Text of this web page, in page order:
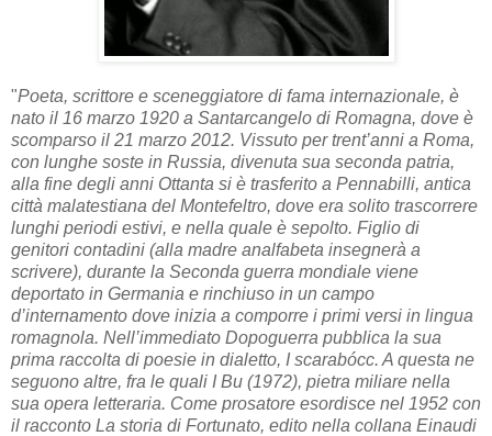
"Poeta, scrittore e sceneggiatore di fama internazionale, è
nato il 16 marzo 1920 a Santarcangelo di Romagna, dove è
scomparso il 21 marzo 2012. Vissuto per trent’anni a Roma,
con lunghe soste in Russia, divenuta sua seconda patria,
alla fine degli anni Ottanta si è trasferito a Pennabilli, antica
città malatestiana del Montefeltro, dove era solito trascorrere
lunghi periodi estivi, e nella quale è sepolto. Figlio di
genitori contadini (alla madre analfabeta insegnerà a
scrivere), durante la Seconda guerra mondiale viene
deportato in Germania e rinchiuso in un campo
d’internamento dove inizia a comporre i primi versi in lingua
romagnola. Nell’immediato Dopoguerra pubblica la sua
prima raccolta di poesie in dialetto, I scarabócc. A questa ne
seguono altre, fra le quali I Bu (1972), pietra miliare nella
sua opera letteraria. Come prosatore esordisce nel 1952 con
il racconto La storia di Fortunato, edito nella collana Einaudi